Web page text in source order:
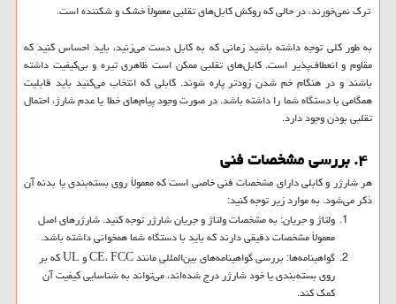
ترک نمی‌خورند، در حالی که روکش کابل‌های تقلبی معمولاً خشک و شکننده است.
به طور کلی توجه داشته باشید زمانی که به کابل دست می‌زنید، باید احساس کنید که
مقاوم و انعطاف‌پذیر است. کابل‌های تقلبی ممکن است ظاهری تیره و بی‌کیفیت داشته
باشند و در هنگام خم شدن زودتر پاره شوند. کابلی که انتخاب می‌کنید باید قابلیت
همگامی با دستگاه شما را داشته باشد. در صورت وجود پیام‌های خطا یا عدم شارژ، احتمال
تقلبی بودن وجود دارد.
۴. بررسی مشخصات فنی
هر شارژر و کابلی دارای مشخصات فنی خاصی است که معمولاً روی بسته‌بندی یا بدنه آن
ذکر می‌شود. به موارد زیر توجه کنید:
ولتاژ و جریان: به مشخصات ولتاژ و جریان شارژر توجه کنید. شارژرهای اصل
معمولاً مشخصات دقیقی دارند که باید با دستگاه شما همخوانی داشته باشد.
گواهینامه‌ها: بررسی گواهینامه‌های بین‌المللی مانند CE، FCC و UL که بر
روی بسته‌بندی یا خود شارژر درج شده‌اند، می‌تواند به شناسایی کیفیت آن
کمک کند.